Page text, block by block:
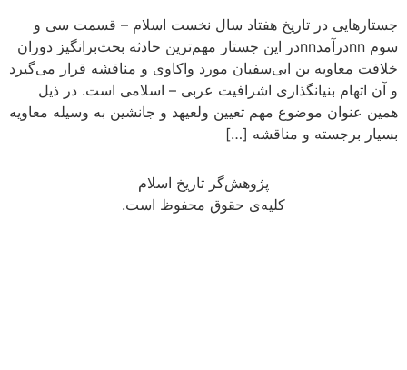
جستارهایی در تاریخ هفتاد سال نخست اسلام – قسمت سی و
سوم nnدرآمدnnدر این جستار مهم‌ترین حادثه بحث‌برانگیز دوران
خلافت معاویه بن ابی‌سفیان مورد واکاوی و مناقشه قرار می‌گیرد
و آن اتهام بنیانگذاری اشرافیت عربی – اسلامی است. در ذیل
همین عنوان موضوع مهم تعیین ولعیهد و جانشین به وسیله معاویه
بسیار برجسته و مناقشه […]
پژوهش‌گر تاریخ اسلام
کلیه‌ی حقوق محفوظ است.